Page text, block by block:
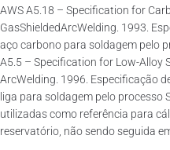
AWS A5.18 – Specification for
GasShieldedArcWelding. 1993.
aço carbono para soldagem pelo
A5.5 – Specification for Low-Alloy
ArcWelding. 1996. Especificação
liga para soldagem pelo
utilizadas como referência para
reservatório, não sendo seguida